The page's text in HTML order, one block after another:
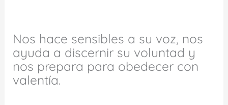
Nos hace sensibles a su voz, nos
ayuda a discernir su voluntad y
nos prepara para obedecer con
valentía.